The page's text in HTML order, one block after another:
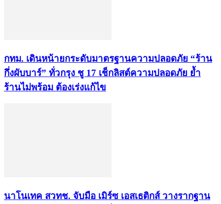
กทม. เดินหน้ายกระดับมาตรฐานความปลอดภัย “ร้าน
กึ่งผับบาร์” ทั่วกรุง ชู 17 เช็กลิสต์ความปลอดภัย ย้ำ
ร้านไม่พร้อม ต้องเร่งแก้ไข
นาโนเทค สวทช. จับมือ เมิร์ซ เอสเธติกส์ วางรากฐาน